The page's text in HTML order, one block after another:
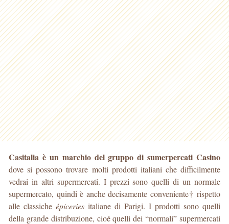
Casitalia è un marchio del gruppo di sumerpercati Casino
dove si possono trovare molti prodotti italiani che difficilmente
vedrai in altri supermercati. I prezzi sono quelli di un normale
supermercato, quindi è anche decisamente conveniente† rispetto
alle classiche épiceries italiane di Parigi. I prodotti sono quelli
della grande distribuzione, cioé quelli dei “normali” supermercati